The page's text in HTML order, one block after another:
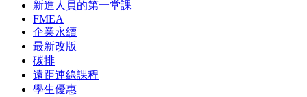
新進人員的第一堂課
FMEA
企業永續
最新改版
碳排
遠距連線課程
學生優惠